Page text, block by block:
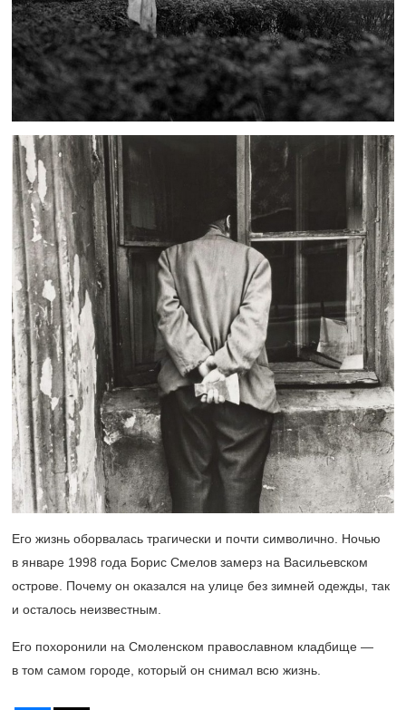
Его жизнь оборвалась трагически и почти символично. Ночью
в январе 1998 года Борис Смелов замерз на Васильевском
острове. Почему он оказался на улице без зимней одежды, так
и осталось неизвестным.
Его похоронили на Смоленском православном кладбище —
в том самом городе, который он снимал всю жизнь.